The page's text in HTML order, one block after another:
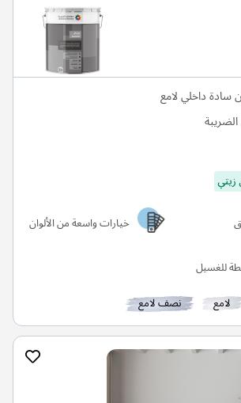
داخلي لامع
خيارات واسعة من الألوان
للغسيل
لامع نصف لامع